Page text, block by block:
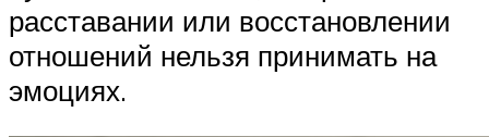
расставании или восстановлении
отношений нельзя принимать на
эмоциях.